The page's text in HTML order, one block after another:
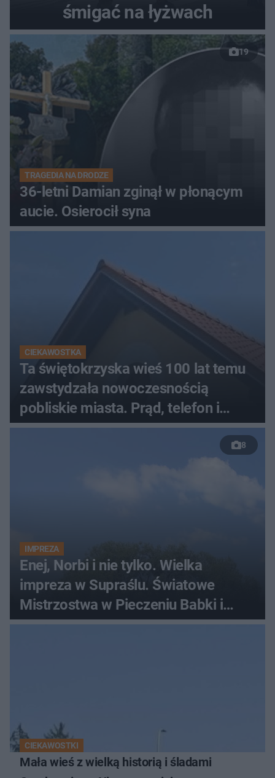
śmigać na łyżwach
19
TRAGEDIA NA DRODZE
36-letni Damian zginął w płonącym
aucie. Osierocił syna
CIEKAWOSTKA
Ta świętokrzyska wieś 100 lat temu
zawstydzała nowoczesnością
pobliskie miasta. Prąd, telefon i
luksusowa auta
8
IMPREZA
Enej, Norbi i nie tylko. Wielka
impreza w Supraślu. Światowe
Mistrzostwa w Pieczeniu Babki i
Kiszki Ziemniaczanej
CIEKAWOSTKI
Mała wieś z wielką historią i śladami